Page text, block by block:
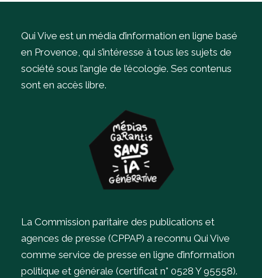
Qui Vive est un média d’information en ligne basé
en Provence, qui s’intéresse à tous les sujets de
société sous l’angle de l’écologie. Ses contenus
sont en accès libre.
La Commission paritaire des publications et
agences de presse (CPPAP) a reconnu Qui Vive
comme service de presse en ligne d’information
politique et générale (certificat n° 0528 Y 95558).